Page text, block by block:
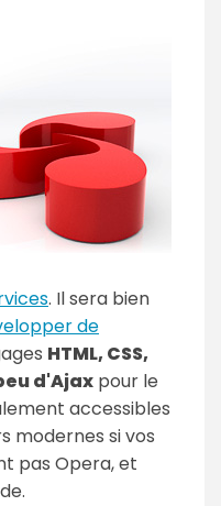
. Il sera bien
de
HTML, CSS,
d'Ajax pour le
accessibles
modernes si vos
pas Opera, et